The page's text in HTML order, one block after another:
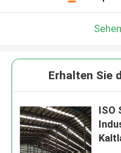
Erhalten Sie
ISO